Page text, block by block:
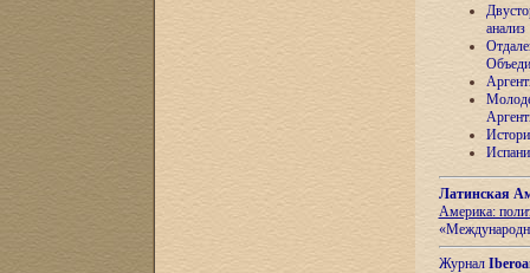
анализ
Латинская
Америка:
Журнал